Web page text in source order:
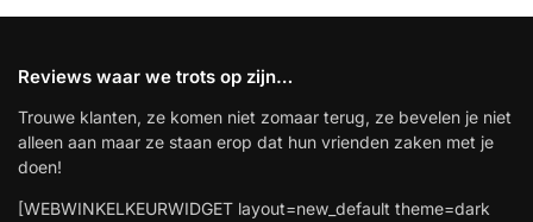
Reviews waar we trots op zijn…
Trouwe klanten, ze komen niet zomaar terug, ze bevelen je niet
alleen aan maar ze staan erop dat hun vrienden zaken met je
doen!
[WEBWINKELKEURWIDGET layout=new_default theme=dark